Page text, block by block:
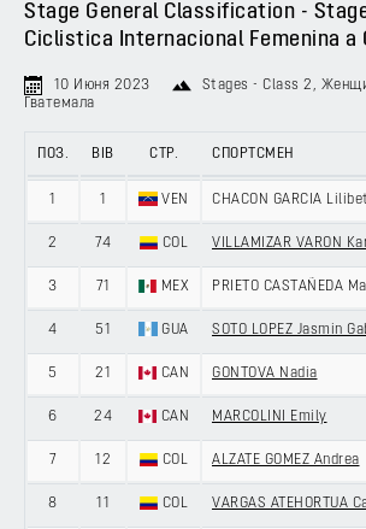
Stage General Classification -
Ciclistica Internacional Femenina a
10 Июня 2023 Stages - Class 2 ,
Гватемала
ПОЗ. BIB СТР. СПОРТСМЕН
1 1 VEN CHACON GARCIA
2 74 COL VILLAMIZAR VARON
3 71 MEX PRIETO CASTAÑEDA
4 51 GUA SOTO LOPEZ Jasmin
5 21 CAN GONTOVA Nadia
6 24 CAN MARCOLINI Emily
7 12 COL ALZATE GOMEZ Andrea
8 11 COL VARGAS ATEHORTUA